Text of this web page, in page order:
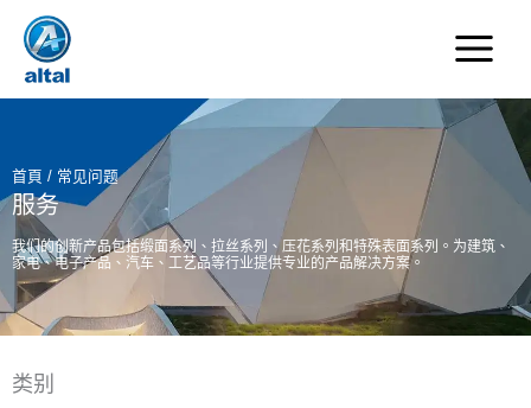
要
首頁 / 常见问题
服务
我们的创新产品包括缎面系列、拉丝系列、压花系列和特殊表面系列。为建筑、
家电、电子产品、汽车、工艺品等行业提供专业的产品解决方案。
类别